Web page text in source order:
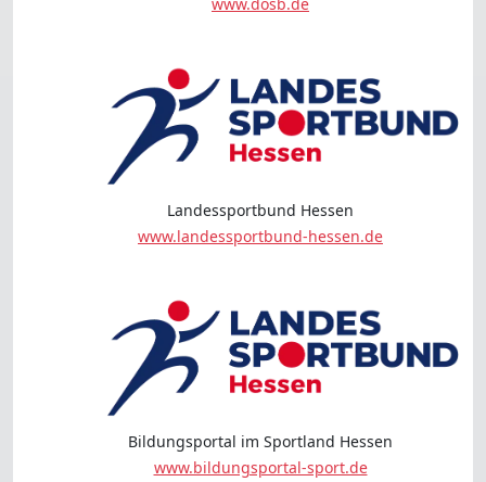
Landessportbund Hessen
www.landessportbund-hessen.de
Bildungsportal im Sportland Hessen
www.bildungsportal-sport.de